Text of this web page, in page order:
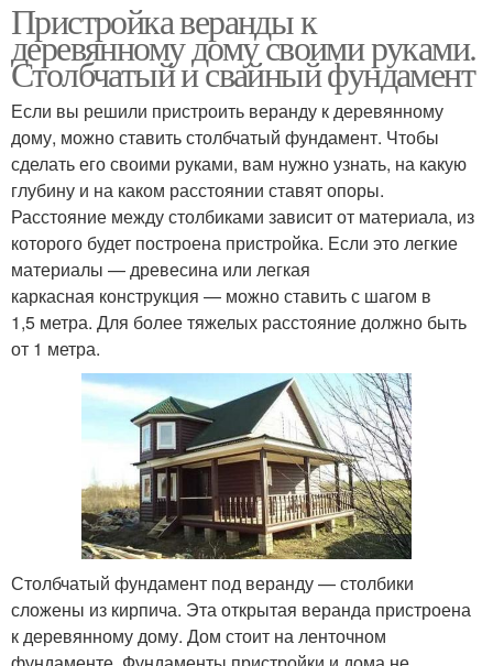
Пристройка веранды к
деревянному дому своими руками.
Столбчатый и свайный фундамент
Если вы решили пристроить веранду к деревянному
дому, можно ставить столбчатый фундамент. Чтобы
сделать его своими руками, вам нужно узнать, на какую
глубину и на каком расстоянии ставят опоры.
Расстояние между столбиками зависит от материала, из
которого будет построена пристройка. Если это легкие
материалы — древесина или легкая
каркасная конструкция — можно ставить с шагом в
1,5 метра. Для более тяжелых расстояние должно быть
от 1 метра.
Столбчатый фундамент под веранду — столбики
сложены из кирпича. Эта открытая веранда пристроена
к деревянному дому. Дом стоит на ленточном